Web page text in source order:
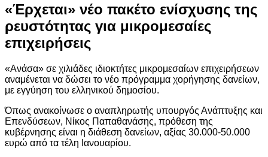
«Έρχεται» νέο πακέτο ενίσχυσης της
ρευστότητας για μικρομεσαίες
επιχειρήσεις
«Ανάσα» σε χιλιάδες ιδιοκτήτες μικρομεσαίων επιχειρήσεων
αναμένεται να δώσει το νέο πρόγραμμα χορήγησης δανείων,
με εγγύηση του ελληνικού δημοσίου.
Όπως ανακοίνωσε ο αναπληρωτής υπουργός Ανάπτυξης και
Επενδύσεων, Νίκος Παπαθανάσης, πρόθεση της
κυβέρνησης είναι η διάθεση δανείων, αξίας 30.000-50.000
ευρώ από τα τέλη Ιανουαρίου.